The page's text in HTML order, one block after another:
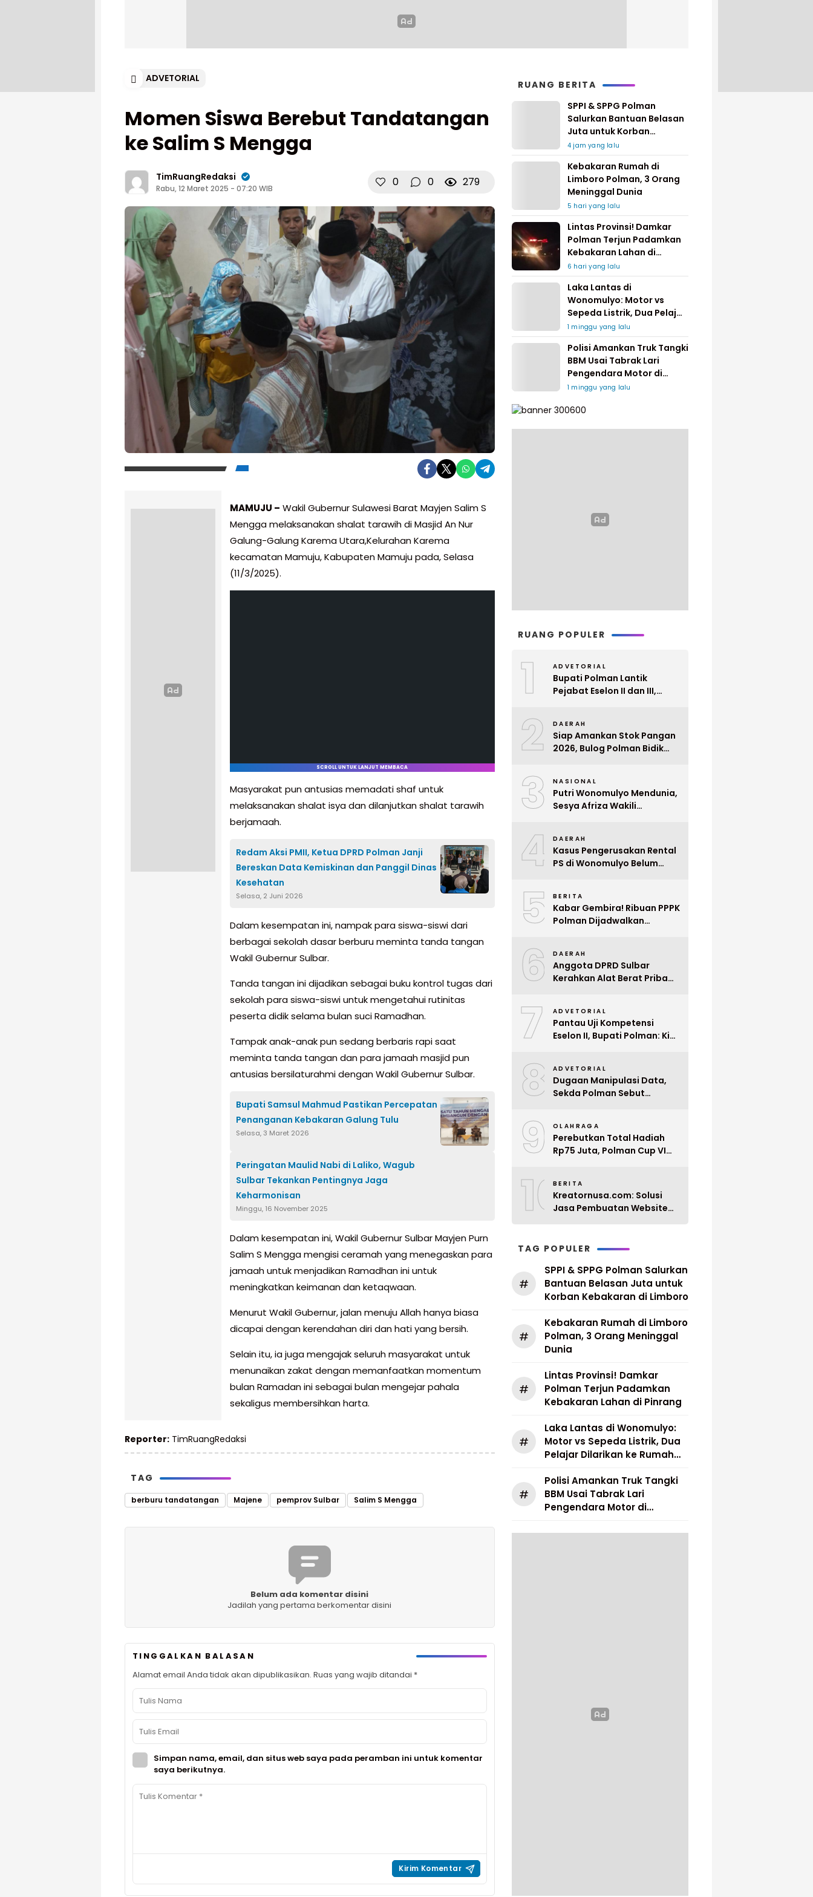
ADVETORIAL
Momen Siswa Berebut Tandatangan
ke Salim S Mengga
TimRuangRedaksi
Rabu, 12 Maret 2025 - 07:20 WIB 0 0 279
MAMUJU – Wakil Gubernur Sulawesi Barat Mayjen Salim S
Mengga melaksanakan shalat tarawih di Masjid An Nur
Galung-Galung Karema Utara,Kelurahan Karema
kecamatan Mamuju, Kabupaten Mamuju pada, Selasa
(11/3/2025).
SCROLL UNTUK LANJUT MEMBACA
Masyarakat pun antusias memadati shaf untuk
melaksanakan shalat isya dan dilanjutkan shalat tarawih
berjamaah.
Redam Aksi PMII, Ketua DPRD Polman Janji
Bereskan Data Kemiskinan dan Panggil Dinas
Kesehatan
Selasa, 2 Juni 2026
Dalam kesempatan ini, nampak para siswa-siswi dari
berbagai sekolah dasar berburu meminta tanda tangan
Wakil Gubernur Sulbar.
Tanda tangan ini dijadikan sebagai buku kontrol tugas dari
sekolah para siswa-siswi untuk mengetahui rutinitas
peserta didik selama bulan suci Ramadhan.
Tampak anak-anak pun sedang berbaris rapi saat
meminta tanda tangan dan para jamaah masjid pun
antusias bersilaturahmi dengan Wakil Gubernur Sulbar.
Bupati Samsul Mahmud Pastikan Percepatan
Penanganan Kebakaran Galung Tulu
Selasa, 3 Maret 2026
Peringatan Maulid Nabi di Laliko, Wagub
Sulbar Tekankan Pentingnya Jaga
Keharmonisan
Minggu, 16 November 2025
Dalam kesempatan ini, Wakil Gubernur Sulbar Mayjen Purn
Salim S Mengga mengisi ceramah yang menegaskan para
jamaah untuk menjadikan Ramadhan ini untuk
meningkatkan keimanan dan ketaqwaan.
Menurut Wakil Gubernur, jalan menuju Allah hanya biasa
dicapai dengan kerendahan diri dan hati yang bersih.
Selain itu, ia juga mengajak seluruh masyarakat untuk
menunaikan zakat dengan memanfaatkan momentum
bulan Ramadan ini sebagai bulan mengejar pahala
sekaligus membersihkan harta.
Reporter: TimRuangRedaksi
TAG
berburu tandatangan Majene pemprov Sulbar Salim S Mengga
Belum ada komentar disini
Jadilah yang pertama berkomentar disini
TINGGALKAN BALASAN
Alamat email Anda tidak akan dipublikasikan. Ruas yang wajib ditandai *
Simpan nama, email, dan situs web saya pada peramban ini untuk komentar
saya berikutnya.
RUANG BERITA
SPPI & SPPG Polman
Salurkan Bantuan Belasan
Juta untuk Korban
Kebakaran di Limboro
4 jam yang lalu
Kebakaran Rumah di
Limboro Polman, 3 Orang
Meninggal Dunia
5 hari yang lalu
Lintas Provinsi! Damkar
Polman Terjun Padamkan
Kebakaran Lahan di
Pinrang
6 hari yang lalu
Laka Lantas di
Wonomulyo: Motor vs
Sepeda Listrik, Dua Pelajar
Dilarikan ke Rumah Sakit
1 minggu yang lalu
Polisi Amankan Truk Tangki
BBM Usai Tabrak Lari
Pengendara Motor di
Matakali
1 minggu yang lalu
RUANG POPULER
1 ADVETORIAL
Bupati Polman Lantik
Pejabat Eselon II dan III,
2 DAERAH
Siap Amankan Stok Pangan
2026, Bulog Polman Bidik
3 NASIONAL
Putri Wonomulyo Mendunia,
Sesya Afriza Wakili
4 DAERAH
Kasus Pengerusakan Rental
PS di Wonomulyo Belum
Pelaku
5 BERITA
Kabar Gembira! Ribuan PPPK
Polman Dijadwalkan
6 DAERAH
Anggota DPRD Sulbar
Kerahkan Alat Berat Pribadi
7 ADVETORIAL
Pantau Uji Kompetensi
Eselon II, Bupati Polman: Kita
8 ADVETORIAL
Dugaan Manipulasi Data,
Sekda Polman Sebut
Ditunda
9 OLAHRAGA
Perebutkan Total Hadiah
Rp75 Juta, Polman Cup VI
10BERITA
Kreatornusa.com: Solusi
Jasa Pembuatan Website
TAG POPULER
#
SPPI & SPPG Polman Salurkan
Bantuan Belasan Juta untuk
Korban Kebakaran di Limboro
#
Kebakaran Rumah di Limboro
Polman, 3 Orang Meninggal
Dunia
#
Lintas Provinsi! Damkar
Polman Terjun Padamkan
Kebakaran Lahan di Pinrang
#
Laka Lantas di Wonomulyo:
Motor vs Sepeda Listrik, Dua
Pelajar Dilarikan ke Rumah
#
Polisi Amankan Truk Tangki
BBM Usai Tabrak Lari
Pengendara Motor di